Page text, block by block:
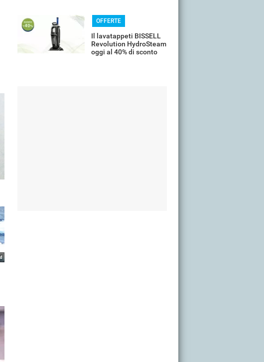
OFFERTE
Il lavatappeti BISSELL
Revolution HydroSteam
oggi al 40% di sconto